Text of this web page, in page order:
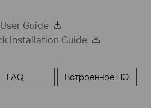
Guide
Installation Guide
FAQ Встроенное ПО